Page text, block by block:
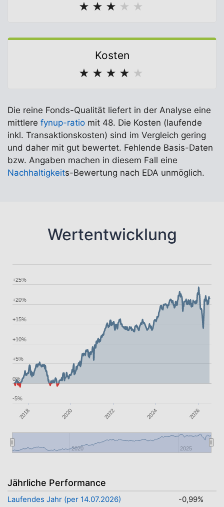
★ ★ ★ ★ ★
Kosten
★ ★ ★ ★ ★
Die reine Fonds-Qualität liefert in der Analyse eine
mittlere fynup-ratio mit 48. Die Kosten (laufende
inkl. Transaktionskosten) sind im Vergleich gering
und daher mit gut bewertet. Fehlende Basis-Daten
bzw. Angaben machen in diesem Fall eine
Nachhaltigkeits-Bewertung nach EDA unmöglich.
Wertentwicklung
2018 2020 2022 2024 2026
2020 2025
-5%
0%
+5%
+10%
+15%
+20%
+25%
Jährliche Performance
Laufendes Jahr (per 14.07.2026)
-0,99%